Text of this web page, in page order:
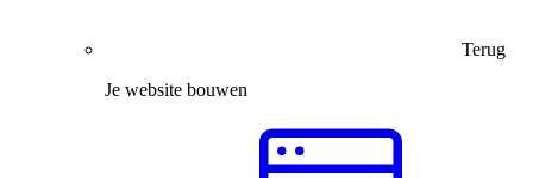
Terug
Je website bouwen